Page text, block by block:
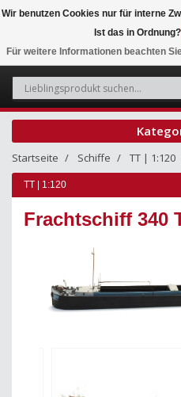
Startseite Schiffe TT | 1:120
TT | 1:120
Frachtschiff 340
Wir benutzen Cookies nur für interne
Ist das in Ordnung?
Für weitere Informationen beachten